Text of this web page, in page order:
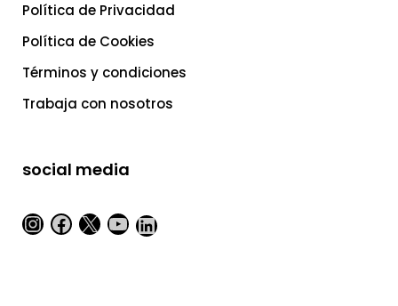
Política de Privacidad
Política de Cookies
Términos y condiciones
Trabaja con nosotros
social media
Instagram
Facebook
X YouTube
LinkedIn